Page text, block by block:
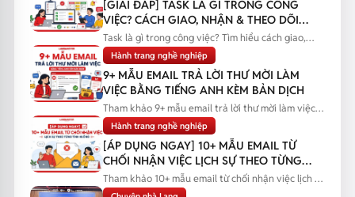
[GIẢI ĐÁP] TASK LÀ GÌ TRONG CÔNG
VIỆC? CÁCH GIAO, NHẬN & THEO DÕI
TASK
Task là gì trong công việc? Tìm hiểu cách giao,
nhận và theo dõi task...
Hành trang nghề nghiệp
9+ MẪU EMAIL TRẢ LỜI THƯ MỜI LÀM
VIỆC BẰNG TIẾNG ANH KÈM BẢN DỊCH
Tham khảo 9+ mẫu email trả lời thư mời làm việc
bằng tiếng Anh kèm bản...
Hành trang nghề nghiệp
[ÁP DỤNG NGAY] 10+ MẪU EMAIL TỪ
CHỐI NHẬN VIỆC LỊCH SỰ THEO TỪNG
TÌNH HUỐNG
Tham khảo 10+ mẫu email từ chối nhận việc lịch sự
theo từng tình huống...